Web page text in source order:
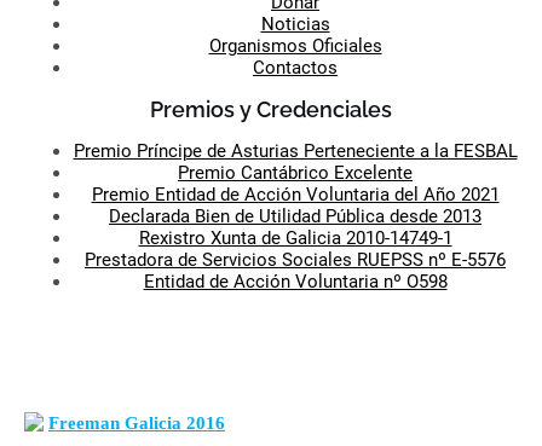
Noticias
Organismos Oficiales
Contactos
Premios y Credenciales
Premio Príncipe de Asturias Perteneciente a la FESBAL
Premio Cantábrico Excelente
Premio Entidad de Acción Voluntaria del Año 2021
Declarada Bien de Utilidad Pública desde 2013
Rexistro Xunta de Galicia 2010-14749-1
Prestadora de Servicios Sociales RUEPSS nº E-5576
Entidad de Acción Voluntaria nº O598
Freeman Galicia 2016